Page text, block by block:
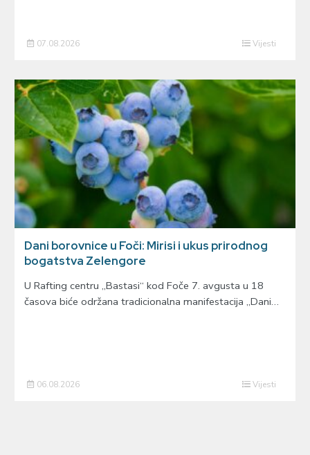
07.08.2026 Vijesti
Dani borovnice u Foči: Mirisi i ukus prirodnog
bogatstva Zelengore
U Rafting centru „Bastasi“ kod Foče 7. avgusta u 18
časova biće održana tradicionalna manifestacija „Dani…
06.08.2026 Vijesti